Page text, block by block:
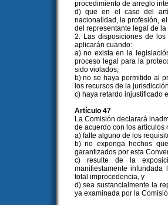
procedimiento de arreglo
d) que en el caso del
nacionalidad, la profesión,
del representante legal de
2. Las disposiciones de
aplicarán cuando:
a) no exista en la
proceso legal para la
sido violados;
b) no se haya permitido al
los recursos de la
c) haya retardo injustificado
Artículo 47
La Comisión declarará
de acuerdo con los artículos
a) falte alguno de los
b) no exponga hechos
garantizados por esta
c) resulte de la
manifiestamente
total improcedencia, y
d) sea sustancialmente la
ya examinada por la